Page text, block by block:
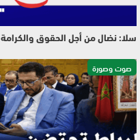
سلا: نضال من أجل الحقوق والكرامة
صوت وصورة